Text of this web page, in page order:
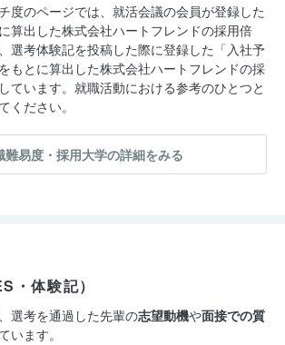
度のページでは、就活会議の会員が登録した
算出した株式会社ハートフレンドの採用倍
選考体験記を投稿した際に登録した「入社予
もとに算出した株式会社ハートフレンドの採
ています。就職活動における参考のひとつと
ください。
難易度・採用大学の詳細をみる
・体験記）
選考を通過した先輩の志望動機や面接での質
います。